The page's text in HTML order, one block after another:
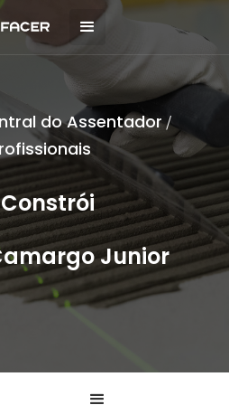
do Assentador/
Junior